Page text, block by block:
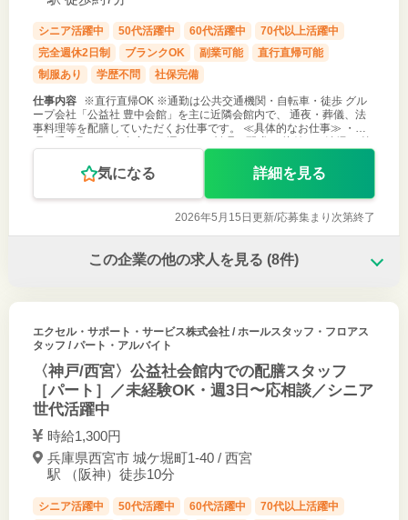
シニア活躍中 50代活躍中 60代活躍中
70代以上活躍中
完全週休2日制
ブランクOK 副業可能
直行直帰可能
制服あり
学歴不問 社保完備
仕事内容
※直行直帰OK ※通勤は公共交通機関・自転車・徒歩 グル
ープ会社「公益社 豊中会館」を主に近隣会館内で、 通夜・葬儀、法
事料理等を配膳していただくお仕事です。 ≪具体的なお仕事≫ ・料
気になる 詳細を見る
2026年5月15日更新/応募集まり次第終了
この企業の他の求人を見る (8件)
エクセル・サポート・サービス株式会社/ ホールスタッフ・フロアス
タッフ / パート・アルバイト
〈神戸/西宮〉公益社会館内での配膳スタッフ
［パート］／未経験OK・週3日〜応相談／シニア
世代活躍中
時給1,300円
兵庫県西宮市 城ケ堀町1-40 / 西宮
駅 （阪神）徒歩10分
シニア活躍中 50代活躍中 60代活躍中
70代以上活躍中